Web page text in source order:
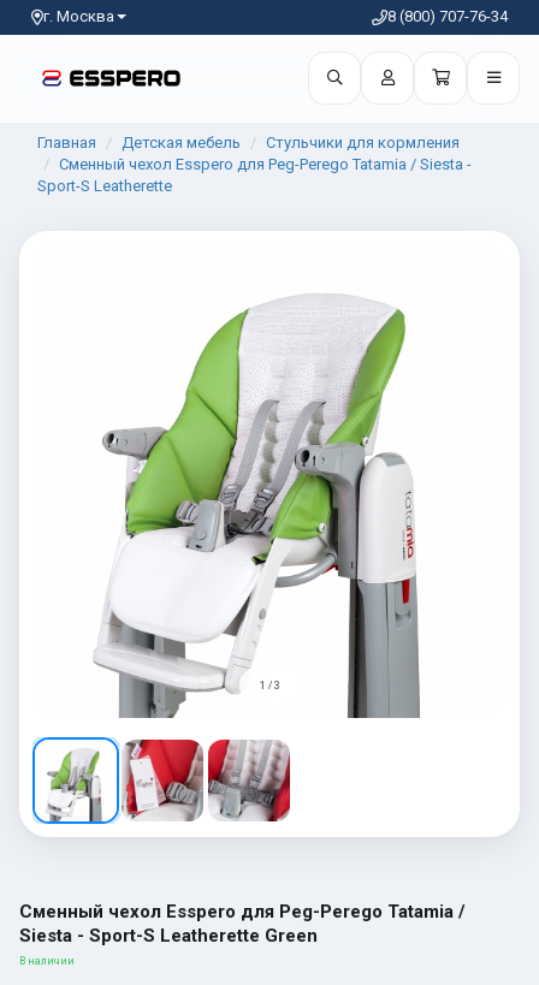
г. Москва 8 (800) 707-76-34
Главная Детская мебель
Стульчики для кормления
Сменный чехол Esspero для Peg-Perego Tatamia / Siesta -
Sport-S Leatherette
1 / 3
Сменный чехол Esspero для Peg-Perego Tatamia /
Siesta - Sport-S Leatherette Green
В наличии